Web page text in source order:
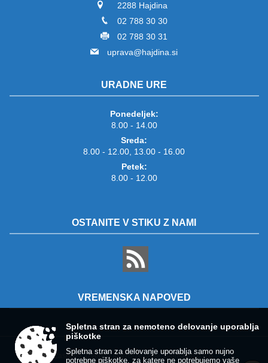
2288 Hajdina
02 788 30 30
02 788 30 31
uprava@hajdina.si
URADNE URE
Ponedeljek:
8.00 - 14.00
Sreda:
8.00 - 12.00, 13.00 - 16.00
Petek:
8.00 - 12.00
OSTANITE V STIKU Z NAMI
VREMENSKA NAPOVED
Zasnova, izvedba in vzdrževanje: Sigmateh d.o.o.
Spletna stran za nemoteno delovanje uporablja
piškotke
Spletna stran za delovanje uporablja samo nujno
potrebne piškotke, za katere ne potrebujemo vaše